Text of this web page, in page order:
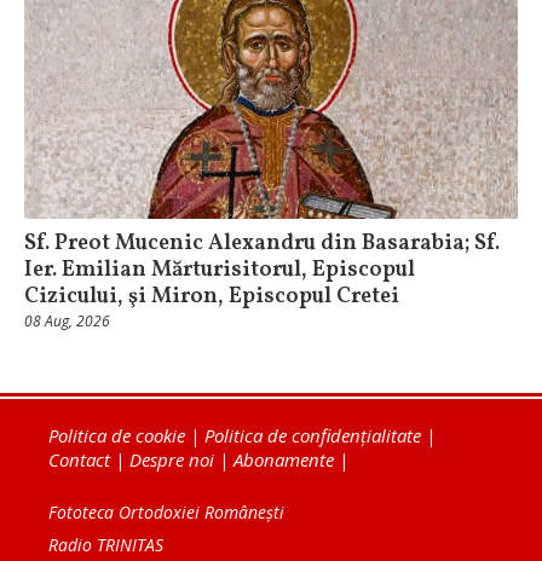
Sf. Preot Mucenic Alexandru din Basarabia; Sf.
Ier. Emilian Mărturisitorul, Episcopul
Cizicului, şi Miron, Episcopul Cretei
08 Aug, 2026
Politica de cookie | Politica de confidențialitate |
Contact| Despre noi |Abonamente |
Fototeca Ortodoxiei Românești
Radio TRINITAS